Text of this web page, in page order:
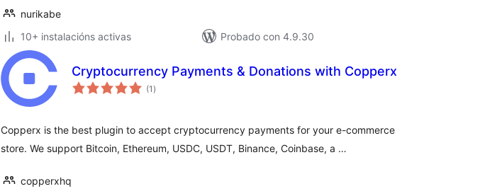
nurikabe
10+ instalacións activas
Probado con 4.9.30
Cryptocurrency Payments & Donations with Copperx
(1 valoracións
totais
)
Copperx is the best plugin to accept cryptocurrency payments for your e-commerce
store. We support Bitcoin, Ethereum, USDC, USDT, Binance, Coinbase, a …
copperxhq